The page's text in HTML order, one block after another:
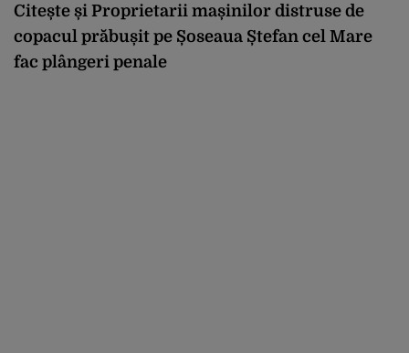
Citește și Proprietarii mașinilor distruse de
copacul prăbușit pe Șoseaua Ștefan cel Mare
fac plângeri penale